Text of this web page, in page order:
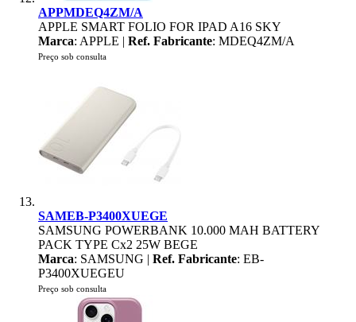
APPMDEQ4ZM/A
APPLE SMART FOLIO FOR IPAD A16 SKY
Marca: APPLE | Ref. Fabricante: MDEQ4ZM/A
Preço sob consulta
SAMEB-P3400XUEGE
SAMSUNG POWERBANK 10.000 MAH BATTERY
PACK TYPE Cx2 25W BEGE
Marca: SAMSUNG | Ref. Fabricante: EB-
P3400XUEGEU
Preço sob consulta